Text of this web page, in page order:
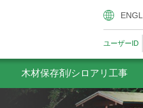
ユーザーID
木材保存剤/シロアリ工事
ザイエンスの木材